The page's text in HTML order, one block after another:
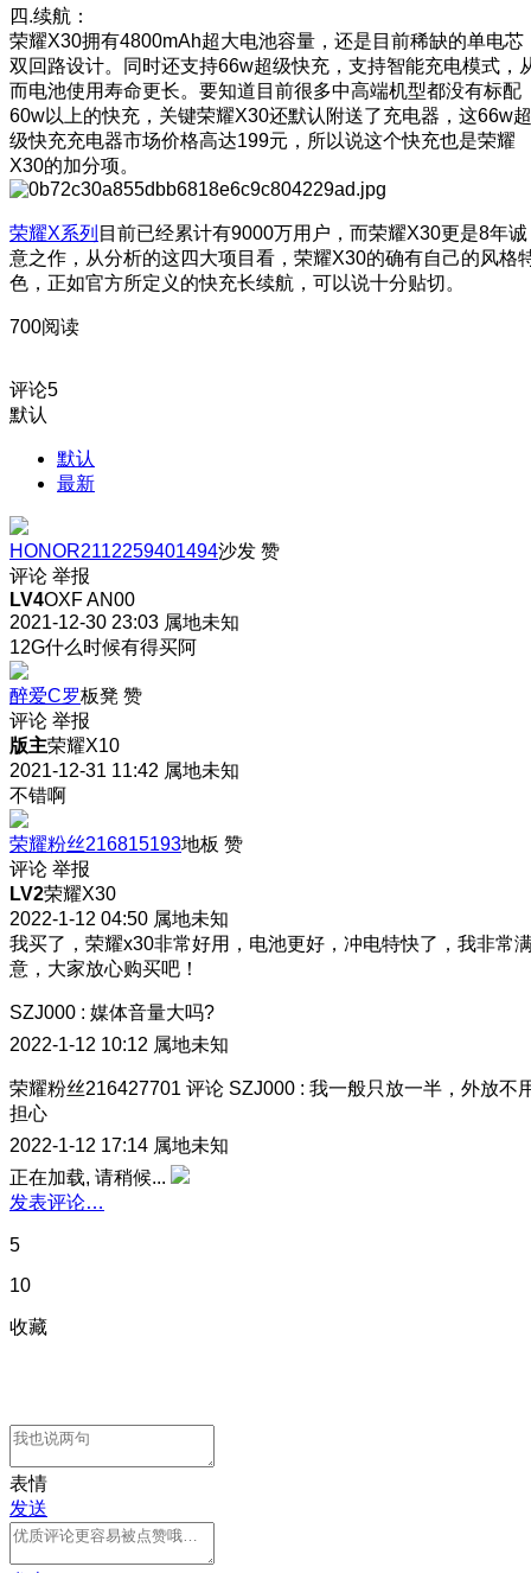
四.续航：
荣耀X30拥有4800mAh超大电池容量，还是目前稀缺的单电芯
双回路设计。同时还支持66w超级快充，支持智能充电模式，
而电池使用寿命更长。要知道目前很多中高端机型都没有标配
60w以上的快充，关键荣耀X30还默认附送了充电器，这66w超
级快充充电器市场价格高达199元，所以说这个快充也是荣耀
X30的加分项。
荣耀X系列 目前已经累计有9000万用户，而荣耀X30更是8年诚
意之作，从分析的这四大项目看，荣耀X30的确有自己的风格
色，正如官方所定义的快充长续航，可以说十分贴切。
700阅读
评论5
默认
默认
最新
HONOR2112259401494沙发 赞
评论 举报
LV4OXF AN00
2021-12-30 23:03 属地未知
12G什么时候有得买阿
醉爱C罗板凳 赞
评论 举报
版主荣耀X10
2021-12-31 11:42 属地未知
不错啊
荣耀粉丝216815193地板 赞
评论 举报
LV2荣耀X30
2022-1-12 04:50 属地未知
我买了，荣耀x30非常好用，电池更好，冲电特快了，我非常
意，大家放心购买吧！
SZJ000 : 媒体音量大吗?
2022-1-12 10:12 属地未知
荣耀粉丝216427701 评论 SZJ000 : 我一般只放一半，外放不
担心
2022-1-12 17:14 属地未知
正在加载, 请稍候...
发表评论…
5
10
收藏
表情
发送